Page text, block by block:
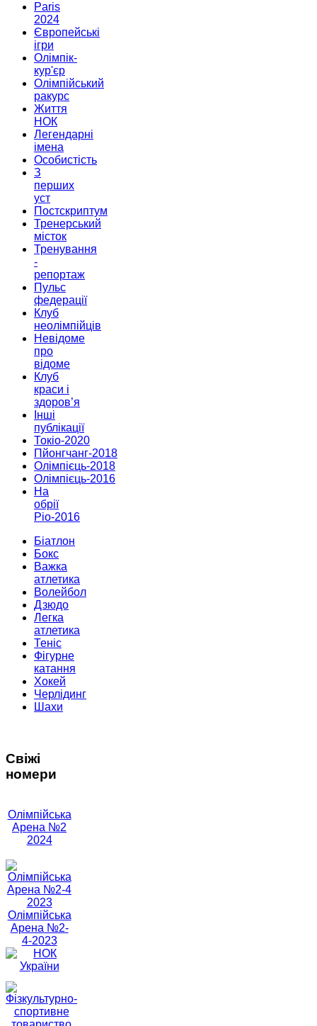
Paris
2024
Європейські
ігри
Олімпік-
кур'єр
Олімпійський
ракурс
Життя
НОК
Легендарні
імена
Особистість
З
перших
уст
Постскриптум
Тренерський
місток
Тренування
-
репортаж
Пульс
федерації
Клуб
неолімпійців
Невідоме
про
відоме
Клуб
краси і
здоров’я
Інші
публікації
Токіо-2020
Пйонгчанг-2018
Олімпієць-2018
Олімпієць-2016
На
обрії
Ріо-2016
Біатлон
Бокс
Важка
атлетика
Волейбол
Дзюдо
Легка
атлетика
Теніс
Фігурне
катання
Хокей
Черлідинг
Шахи
Свіжі
номери
Олімпійська
Арена №2
2024
Олімпійська
Арена №2-
4-2023